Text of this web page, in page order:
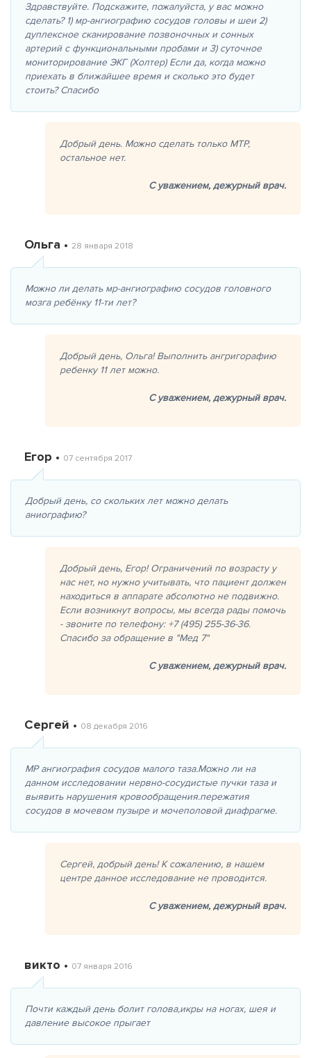
Здравствуйте. Подскажите, пожалуйста, у вас можно
сделать? 1) мр-ангиографию сосудов головы и шеи 2)
дуплексное сканирование позвоночных и сонных
артерий с функциональными пробами и 3) суточное
мониторирование ЭКГ (Холтер) Если да, когда можно
приехать в ближайшее время и сколько это будет
стоить? Спасибо
Добрый день. Можно сделать только МТР,
остальное нет.
С уважением, дежурный врач.
Ольга • 28 января 2018
Можно ли делать мр-ангиографию сосудов головного
мозга ребёнку 11-ти лет?
Добрый день, Ольга! Выполнить ангригорафию
ребенку 11 лет можно.
С уважением, дежурный врач.
Егор • 07 сентября 2017
Добрый день, со скольких лет можно делать
аниографию?
Добрый день, Егор! Ограничений по возрасту у
нас нет, но нужно учитывать, что пациент должен
находиться в аппарате абсолютно не подвижно.
Если возникнут вопросы, мы всегда рады помочь
- звоните по телефону: +7 (495) 255-36-36.
Спасибо за обращение в "Мед 7"
С уважением, дежурный врач.
Сергей • 08 декабря 2016
МР ангиография сосудов малого таза.Можно ли на
данном исследовании нервно-сосудистые пучки таза и
выявить нарушения кровообращения.пережатия
сосудов в мочевом пузыре и мочеполовой диафрагме.
Сергей, добрый день! К сожалению, в нашем
центре данное исследование не проводится.
С уважением, дежурный врач.
викто • 07 января 2016
Почти каждый день болит голова,икры на ногах, шея и
давление высокое прыгает